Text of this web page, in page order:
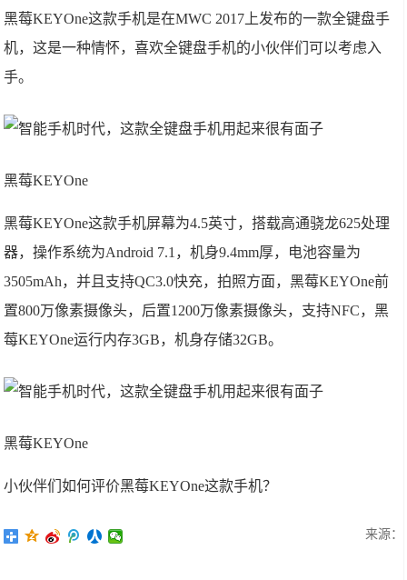
黑莓KEYOne这款手机是在MWC 2017上发布的一款全键盘手
机，这是一种情怀，喜欢全键盘手机的小伙伴们可以考虑入
手。
黑莓KEYOne
黑莓KEYOne这款手机屏幕为4.5英寸，搭载高通骁龙625处理
器，操作系统为Android 7.1，机身9.4mm厚，电池容量为
3505mAh，并且支持QC3.0快充，拍照方面，黑莓KEYOne前
置800万像素摄像头，后置1200万像素摄像头，支持NFC，黑
莓KEYOne运行内存3GB，机身存储32GB。
黑莓KEYOne
小伙伴们如何评价黑莓KEYOne这款手机？
来源：